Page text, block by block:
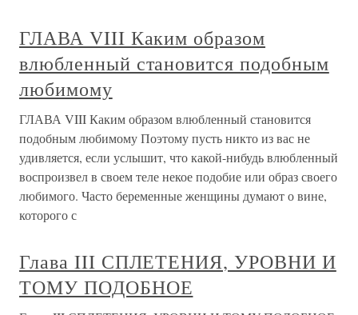
ГЛАВА VIII Каким образом
влюбленный становится подобным
любимому
ГЛАВА VIII Каким образом влюбленный становится
подобным любимому Поэтому пусть никто из вас не
удивляется, если услышит, что какой-нибудь влюбленный
воспроизвел в своем теле некое подобие или образ своего
любимого. Часто беременные женщины думают о вине,
которого с
Глава III СПЛЕТЕНИЯ, УРОВНИ И
ТОМУ ПОДОБНОЕ